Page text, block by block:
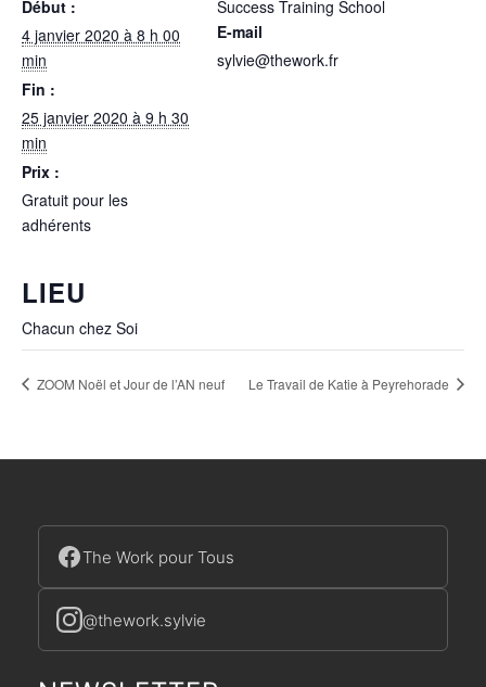
Début :
4 janvier 2020 à 8 h 00
min
Fin :
25 janvier 2020 à 9 h 30
min
Prix :
Gratuit pour les
adhérents
Success Training School
E-mail
sylvie@thework.fr
LIEU
Chacun chez Soi
ZOOM Noël et Jour de l’AN neuf Le Travail de Katie à Peyrehorade
The Work pour Tous
@thework.sylvie